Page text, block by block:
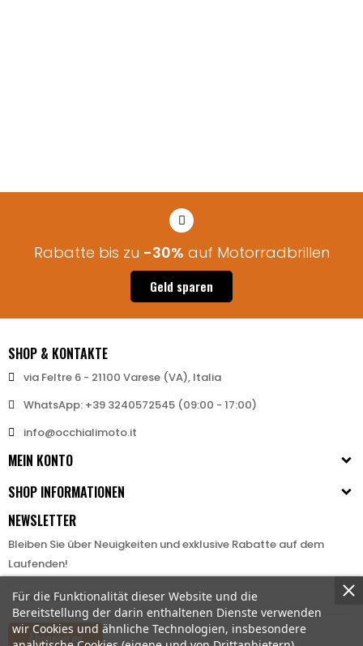
Für die Funktionalität dieser Website und die
Bereitstellung der darin enthaltenen Dienste verwenden
wir Cookies und ähnliche Technologien, insbesondere
Rabatte bis zu -30% auf Motorradbrillen
Geld sparen
SHOP & KONTAKTE
via Feltre 6 - 21100 Varese (VA), Italia
WhatsApp: +39 3240572545 (09:00 - 17:00)
info@occhialimoto.it
MEIN KONTO
SHOP INFORMATIONEN
NEWSLETTER
Bleiben Sie über Neuigkeiten und exklusive Rabatte auf dem
Laufenden!
Abonnieren